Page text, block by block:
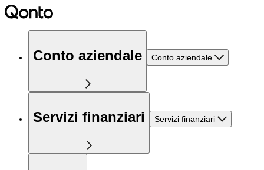
Conto aziendale Conto aziendale
Servizi finanziari Servizi finanziari